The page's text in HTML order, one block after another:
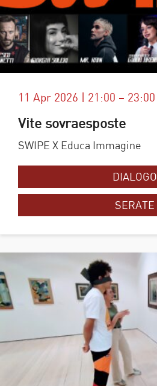
11 Apr 2026 | 21:00 – 23:00
Vite sovraesposte
SWIPE X Educa Immagine
DIALOGO
SERATE